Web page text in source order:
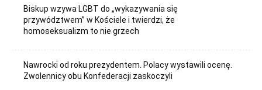
Biskup wzywa LGBT do „wykazywania się
przywództwem” w Kościele i twierdzi, że
homoseksualizm to nie grzech
Nawrocki od roku prezydentem. Polacy wystawili ocenę.
Zwolennicy obu Konfederacji zaskoczyli